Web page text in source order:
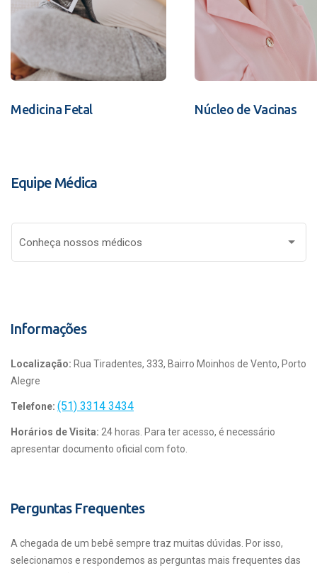
Medicina Fetal Núcleo de Vacinas
Equipe Médica
Conheça nossos médicos
Informações
Localização: Rua Tiradentes, 333, Bairro Moinhos de Vento, Porto
Alegre
Telefone: (51) 3314 3434
Horários de Visita: 24 horas. Para ter acesso, é necessário
apresentar documento oficial com foto.
Perguntas Frequentes
A chegada de um bebê sempre traz muitas dúvidas. Por isso,
selecionamos e respondemos as perguntas mais frequentes das